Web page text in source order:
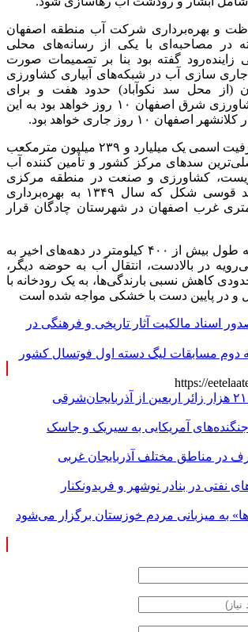
و بهره‌برداری شرکت آب منطقه اصفهان
در مصاحبه‌ای با یکی از رسانه‌های محلی
زاینده‌رود گفته بود بنا بر تصمیمات صورت
سازی آب در شبکه‌های آبیاری کشاورزی
(از محل سد نکوآباد) حدود هفت و برای
شبکه‌های آبیاری کشاورزی شرق اصفهان ۱۰ روز خواهد بود به این
کلانشهر اصفهان ١٠ روز جاری خواهد بود.
سد زاینده رود با ظرفیت اسمی یک میلیارد و ۲۳۹ میلیون مترمکعب
سدهای مرکز کشور و تأمین کننده آب
زیست، کشاورزی و صنعت در منطقه مرکزی
قوسی
شکل که سال ۱۳۴۹ به بهره‌برداری
۱۱۰ کیلومتری غرب اصفهان در شهرستان چادگان قرار
رودخانه زاینده‌رود به طول بیش از ۴۰۰ کیلومتر در دهه‌های اخیر به
در بالادست، انتقال آب به حوضه دیگر،
کاهش نسبی بارندگی‌ها، به یک رودخانه با
و در پایین دست با خشکی مواجه شده است
اسناد مالکیت آثار تاریخی و فرهنگی در
دوم مسابقات لیگ دسته اول فوتسال کشور
https://
آمریکایی به سیریک و جاسک
در مناطق مختلف آذربایجان غربی
نفتی در بنادر نوشهر و فریدونکنار
به میزبانی مردم خوزستان برگزار می‌شود